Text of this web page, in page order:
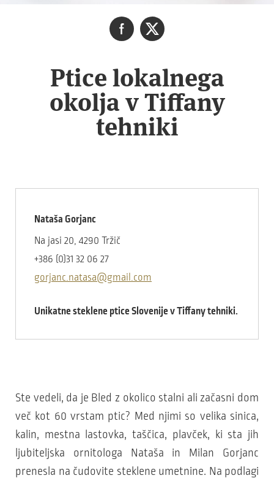
Ptice lokalnega
okolja v Tiffany
tehniki
Nataša Gorjanc
Na jasi 20, 4290 Tržič
+386 (0)31 32 06 27
gorjanc.natasa@gmail.com
Unikatne steklene ptice Slovenije v Tiffany tehniki.
Ste vedeli, da je Bled z okolico stalni ali začasni dom
več kot 60 vrstam ptic? Med njimi so velika sinica,
kalin, mestna lastovka, taščica, plavček, ki sta jih
ljubiteljska ornitologa Nataša in Milan Gorjanc
prenesla na čudovite steklene umetnine. Na podlagi